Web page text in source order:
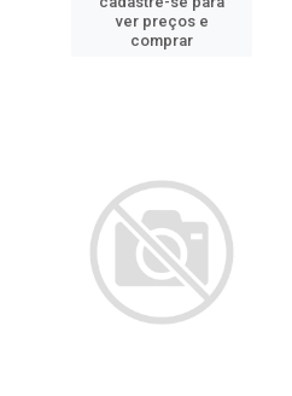
ver preços e
comprar